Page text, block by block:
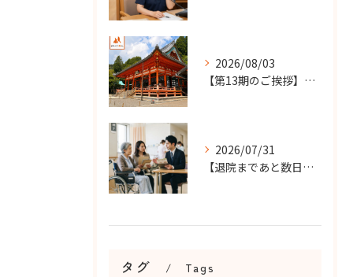
2026/08/03
【第13期のご挨拶】感謝を力に、さらなる挑戦の一年へ
2026/07/31
【退院まであと数日…】老人ホーム探しを急ぐケースで大切なこと...
タグ Tags